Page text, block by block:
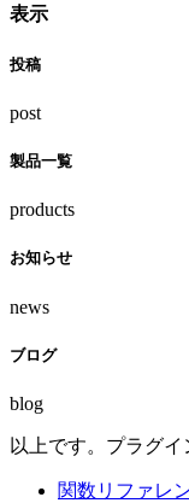
表示
投稿
post
製品一覧
products
お知らせ
news
ブログ
blog
以上です。プラグイ
関数リファレ